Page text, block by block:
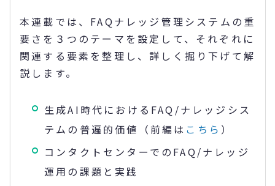
本連載では、FAQナレッジ管理システムの重
要さを３つのテーマを設定して、それぞれに
関連する要素を整理し、詳しく掘り下げて解
説します。
生成AI時代におけるFAQ/ナレッジシス
テムの普遍的価値（前編は こちら ）
コンタクトセンターでのFAQ/ナレッジ
運用の課題と実践